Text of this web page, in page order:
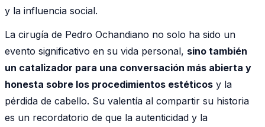
y la influencia social.
La cirugía de Pedro Ochandiano no solo ha sido un
evento significativo en su vida personal, sino también
un catalizador para una conversación más abierta y
honesta sobre los procedimientos estéticos y la
pérdida de cabello. Su valentía al compartir su historia
es un recordatorio de que la autenticidad y la